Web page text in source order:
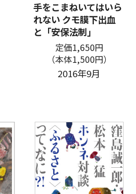
手をこまねいてはいら
れない クモ膜下出血
と「安保法制」
定価1,650円
（本体1,500円）
2016年9月